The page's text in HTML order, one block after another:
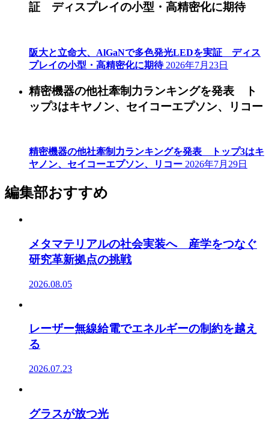
証 ディスプレイの小型・高精密化に期待
阪大と立命大、AlGaNで多色発光LEDを実証 ディス
プレイの小型・高精密化に期待 2026年7月23日
精密機器の他社牽制力ランキングを発表 ト
ップ3はキヤノン、セイコーエプソン、リコー
精密機器の他社牽制力ランキングを発表 トップ3はキ
ヤノン、セイコーエプソン、リコー 2026年7月29日
編集部おすすめ
メタマテリアルの社会実装へ 産学をつなぐ
研究革新拠点の挑戦
2026.08.05
レーザー無線給電でエネルギーの制約を越え
る
2026.07.23
グラスが放つ光